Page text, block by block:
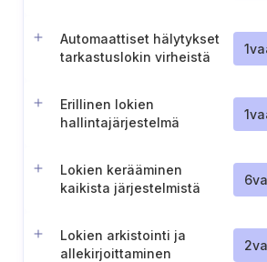
Automaattiset hälytykset
tarkastuslokin virheistä
1
Erillinen lokien
hallintajärjestelmä
1
Lokien kerääminen
kaikista järjestelmistä
6
Lokien arkistointi ja
allekirjoittaminen
2